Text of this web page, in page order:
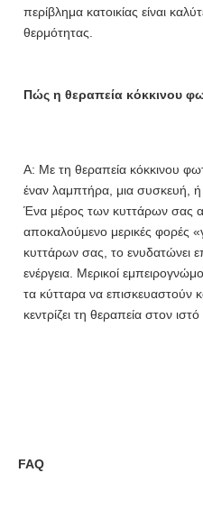
περίβλημα κατοικίας είναι
θερμότητας.
Πώς η θεραπεία κόκκινου
Α: Με τη θεραπεία κόκκινου
έναν λαμπτήρα, μια συσκευή, ή
Ένα μέρος των κυττάρων σας
αποκαλούμενο μερικές φορές
κυττάρων σας, το ενυδατώνει
ενέργεια. Μερικοί
τα κύτταρα να επισκευαστούν
κεντρίζει τη θεραπεία στον
FAQ